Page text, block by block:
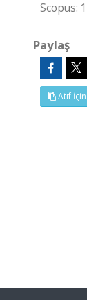
Scopus: 1
Paylaş
Atıf